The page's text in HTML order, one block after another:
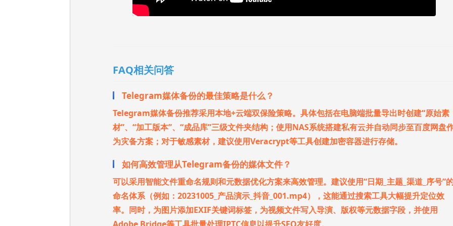
FAQ相关问答
Telegram媒体备份的最佳策略是什么？
Telegram媒体备份推荐采用本地+云端双保险策略。具体包括在电脑端批量导出时创建“原始素
材”、“加工版本”、“成品库”三级文件夹结构；使用NAS系统搭建私有云并自动同步至百度网盘
为灾备方案；对于敏感素材，建议使用Veracrypt等工具创建加密容器进行存储。
如何高效管理从Telegram备份的媒体文件？
可以采用智能文件重命名规则和元数据优化方案来高效管理。建议使用“日期_主题_渠道_序号”
命名体系（例如：20231005_产品演示_抖音_001.mp4），这能通过搜索工具大幅提升定位效
率。同时，为图片添加EXIF关键词标签，为视频文件写入导演、版权等元数据字段，并使用